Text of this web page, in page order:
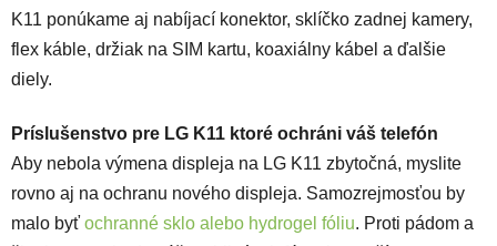
K11 ponúkame aj nabíjací konektor, sklíčko zadnej kamery,
flex káble, držiak na SIM kartu, koaxiálny kábel a ďalšie
diely.
Príslušenstvo pre LG K11 ktoré ochráni váš telefón
Aby nebola výmena displeja na LG K11 zbytočná, myslite
rovno aj na ochranu nového displeja. Samozrejmosťou by
malo byť ochranné sklo alebo hydrogel fóliu. Proti pádom a